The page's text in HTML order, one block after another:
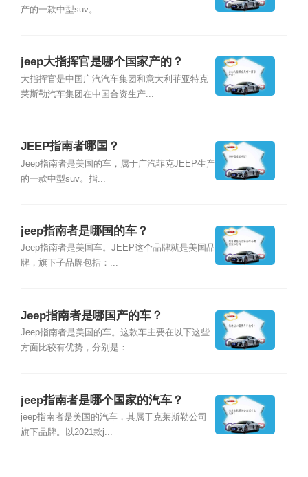
产的一款中型suv。...
jeep大指挥官是哪个国家产的？
大指挥官是中国广汽汽车集团和意大利菲亚特克
莱斯勒汽车集团在中国合资生产...
JEEP指南者哪国？
Jeep指南者是美国的车，属于广汽菲克JEEP生产
的一款中型suv。指...
jeep指南者是哪国的车？
Jeep指南者是美国车。JEEP这个品牌就是美国品
牌，旗下子品牌包括：...
Jeep指南者是哪国产的车？
Jeep指南者是美国的车。这款车主要在以下这些
方面比较有优势，分别是：...
jeep指南者是哪个国家的汽车？
jeep指南者是美国的汽车，其属于克莱斯勒公司
旗下品牌。以2021款j...